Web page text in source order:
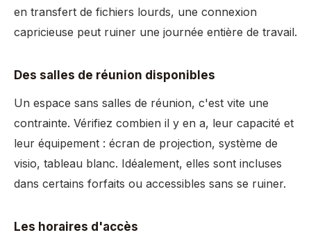
en transfert de fichiers lourds, une connexion
capricieuse peut ruiner une journée entière de travail.
Des salles de réunion disponibles
Un espace sans salles de réunion, c'est vite une
contrainte. Vérifiez combien il y en a, leur capacité et
leur équipement : écran de projection, système de
visio, tableau blanc. Idéalement, elles sont incluses
dans certains forfaits ou accessibles sans se ruiner.
Les horaires d'accès